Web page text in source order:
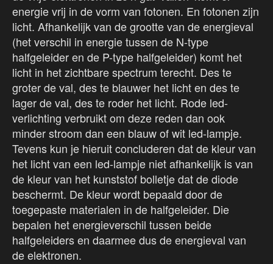
energie vrij in de vorm van fotonen. En fotonen zijn
licht. Afhankelijk van de grootte van de energieval
(het verschil in energie tussen de N-type
halfgeleider en de P-type halfgeleider) komt het
licht in het zichtbare spectrum terecht. Des te
groter de val, des te blauwer het licht en des te
lager de val, des te roder het licht. Rode led-
verlichting verbruikt om deze reden dan ook
minder stroom dan een blauw of wit led-lampje.
Tevens kun je hieruit concluderen dat de kleur van
het licht van een led-lampje niet afhankelijk is van
de kleur van het kunststof bolletje dat de diode
beschermt. De kleur wordt bepaald door de
toegepaste materialen in de halfgeleider. Die
bepalen het energieverschil tussen beide
halfgeleiders en daarmee dus de energieval van
de elektronen.